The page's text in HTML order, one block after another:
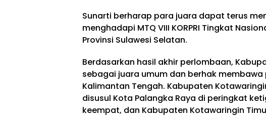
Sunarti berharap para juara dapat terus
menghadapi MTQ VIII KORPRI Tingkat
Provinsi Sulawesi Selatan.
Berdasarkan hasil akhir perlombaan,
sebagai juara umum dan berhak membawa
Kalimantan Tengah. Kabupaten
disusul Kota Palangka Raya di peringkat
keempat, dan Kabupaten Kotawaringin